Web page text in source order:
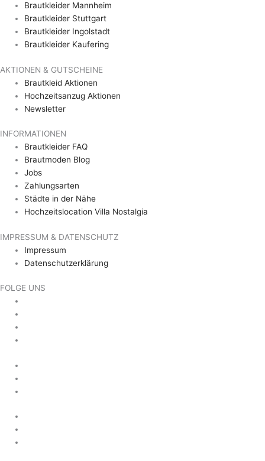
Brautkleider Mannheim
Brautkleider Stuttgart
Brautkleider Ingolstadt
Brautkleider Kaufering
AKTIONEN & GUTSCHEINE
Brautkleid Aktionen
Hochzeitsanzug Aktionen
Newsletter
INFORMATIONEN
Brautkleider FAQ
Brautmoden Blog
Jobs
Zahlungsarten
Städte in der Nähe
Hochzeitslocation Villa Nostalgia
IMPRESSUM & DATENSCHUTZ
Impressum
Datenschutzerklärung
FOLGE UNS